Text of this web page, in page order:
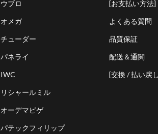
ウブロ
オメガ
チューダー
パネライ
IWC
リシャールミル
オーデマピゲ
パテックフィリップ
[お支払い方法]
よくある質問
品質保証
配送＆通関
[交換 / 払い戻